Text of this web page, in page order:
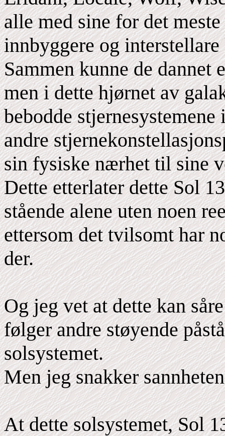
alle med sine for det
innbyggere og
Sammen kunne de
men i dette hjørnet av
bebodde
andre
sin fysiske nærhet til sine
Dette etterlater dette Sol
stående alene uten noen
ettersom det tvilsomt har
der.
Og jeg vet at dette kan
følger andre støyende
solsystemet.
Men jeg snakker
At dette solsystemet, Sol